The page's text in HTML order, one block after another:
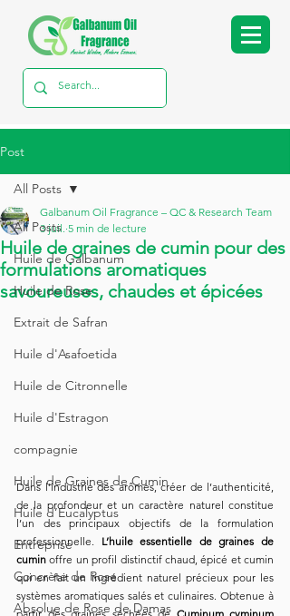
Post
All Posts
Huile de Galbanum
Huile de Rose
Extrait de Safran
Huile d'Asafoetida
Huile de Citronnelle
Huile d'Estragon
compagnie
Huile de Graines de Cumin
Huile d’Eucalyptus
Entreprise
Concrète de Rose
Absolue de Rose de Damas
All Posts
Huile de graines de cumin pour des
formulations aromatiques
savoureuses, chaudes et épicées
Galbanum Oil Fragrance – QC & Research Team
3 juil. 5 min de lecture
Dans l’industrie des arômes, créer de l’authenticité,
de la profondeur et un caractère naturel constitue
l’un des principaux objectifs de la formulation
professionnelle. L’huile essentielle de graines de
cumin offre un profil distinctif chaud, épicé et cumin
qui en fait un ingrédient naturel précieux pour les
systèmes aromatiques salés et culinaires. Obtenue à